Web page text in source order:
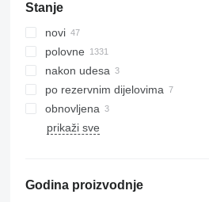
C-series
D series
E-series
F-series
GC
M-series
PC
ZX890
Stanje
novi
polovne
nakon udesa
po rezervnim dijelovima
obnovljena
prikaži sve
Godina proizvodnje